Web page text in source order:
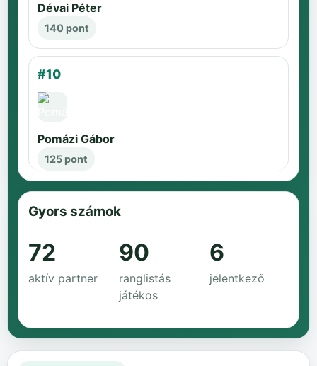
Dévai Péter
140 pont
#10
Pomázi Gábor
125 pont
Gyors számok
72
aktív partner
90
ranglistás
játékos
6
jelentkező